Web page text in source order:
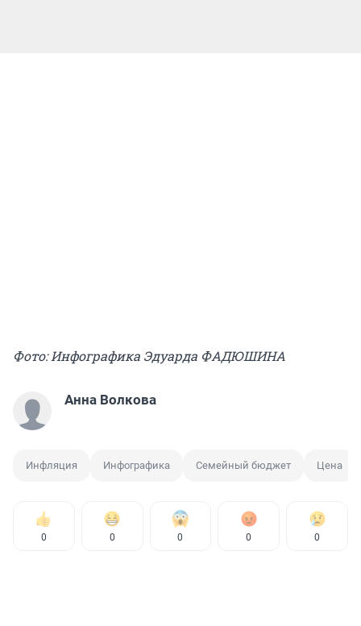
Фото: Инфографика Эдуарда ФАДЮШИНА
Анна Волкова
Инфляция Инфографика Семейный бюджет Цена
0 0 0 0 0